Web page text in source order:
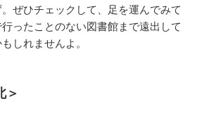
ぜひチェックして、足を運んでみて
ったことのない図書館まで遠出して
しれませんよ。
＞